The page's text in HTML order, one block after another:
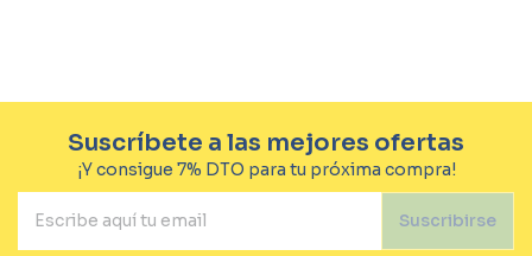
Suscríbete a las mejores ofertas
¡Y consigue 7% DTO para tu próxima compra!
Suscribirse